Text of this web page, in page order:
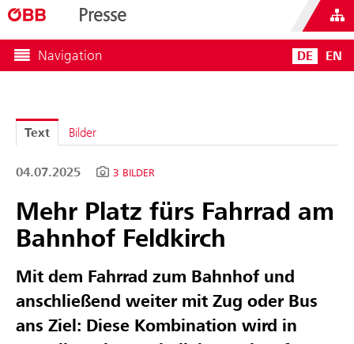
Presse
Navigation DE EN
Text Bilder
04.07.2025 3 BILDER
Mehr Platz fürs Fahrrad am
Bahnhof Feldkirch
Mit dem Fahrrad zum Bahnhof und
anschließend weiter mit Zug oder Bus
ans Ziel: Diese Kombination wird in